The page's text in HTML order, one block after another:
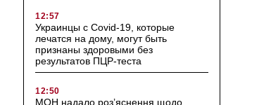
12:57
Украинцы с Covid-19, которые
лечатся на дому, могут быть
признаны здоровыми без
результатов ПЦР-теста
12:50
МОН надало роз’яснення щодо